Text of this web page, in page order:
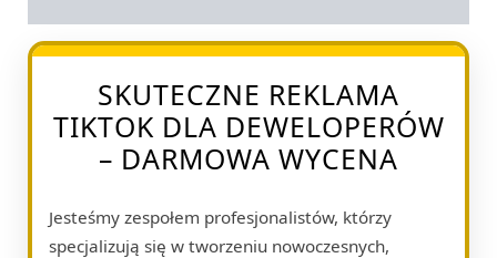
SKUTECZNE REKLAMA
TIKTOK DLA DEWELOPERÓW
– DARMOWA WYCENA
Jesteśmy zespołem profesjonalistów, którzy
specjalizują się w tworzeniu nowoczesnych,